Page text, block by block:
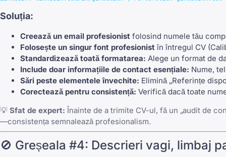
Soluția:
Creează un email profesionist folosind numele tău
Folosește un singur font profesionistîn întregul CV
Standardizează toată formatarea: Alege un format de
Include doar informațiile de contact esențiale: Nume,
Sări peste elementele învechite: Elimină „Referințe
Corectează pentru consistență: Verifică dacă toate
💡 Sfat de expert: Înainte de a trimite CV-ul, fă un „audit de
—consistența semnalează profesionalism.
🚫 Greșeala #4: Descrieri vagi, limbaj